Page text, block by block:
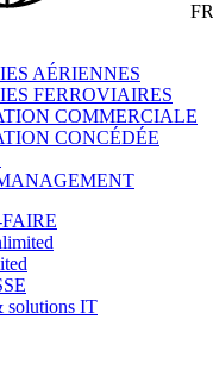
FR
AÉRIENNES
FERROVIAIRES
COMMERCIALE
CONCÉDÉE
solutions IT